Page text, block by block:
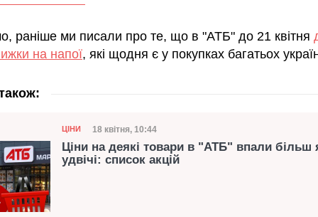
раніше ми писали про те, що в "АТБ" до 21 квітня
на напої, які щодня є у покупках багатьох
Категорія
ЦІНИ Дата публікації
18 квітня, 10:44
Ціни на деякі товари в "АТБ" впали більш
удвічі: список акцій